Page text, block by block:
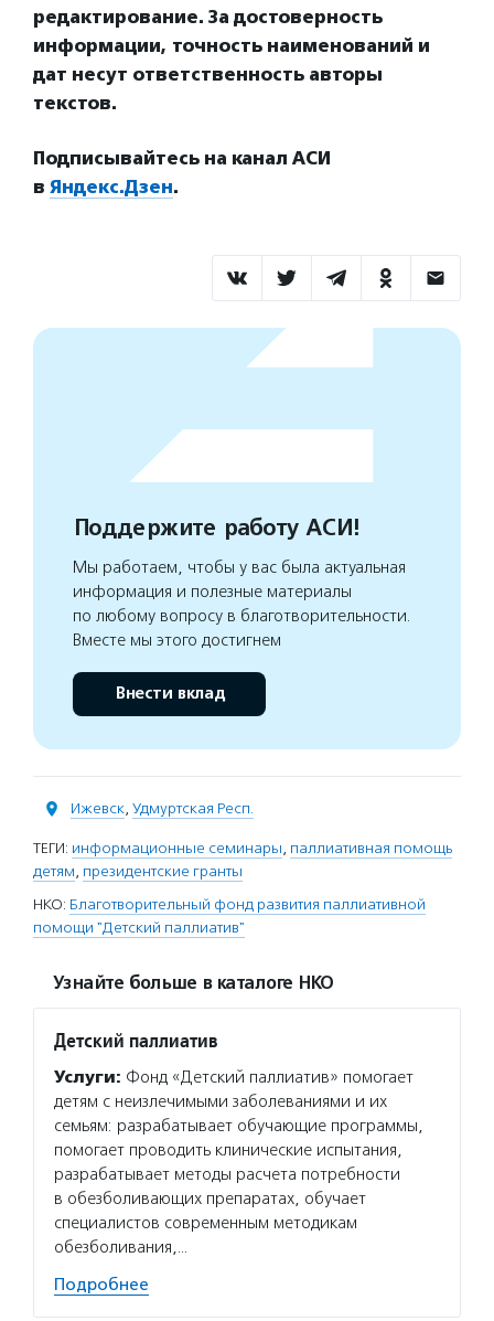
редактирование. За достоверность
информации, точность наименований и
дат несут ответственность авторы
текстов.
Подписывайтесь на канал АСИ
в Яндекс.Дзен.
Поддержите работу АСИ!
Мы работаем, чтобы у вас была актуальная
информация и полезные материалы
по любому вопросу в благотворительности.
Вместе мы этого достигнем
Внести вклад
Ижевск, Удмуртская Респ.
ТЕГИ: информационные семинары, паллиативная помощь
детям, президентские гранты
НКО: Благотворительный фонд развития паллиативной
помощи "Детский паллиатив"
Узнайте больше в каталоге НКО
Детский паллиатив
Услуги: Фонд «Детский паллиатив» помогает
детям с неизлечимыми заболеваниями и их
семьям: разрабатывает обучающие программы,
помогает проводить клинические испытания,
разрабатывает методы расчета потребности
в обезболивающих препаратах, обучает
специалистов современным методикам
обезболивания,…
Подробнее